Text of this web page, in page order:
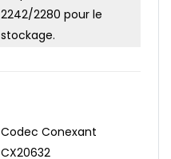
2242/2280 pour le
stockage.
Codec Conexant
CX20632